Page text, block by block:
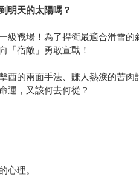
明天的太陽嗎？
級戰場！為了捍衛最適合滑雪
「宿敵」勇敢宣戰！
西的兩面手法、賺人熱淚的苦
運，又該何去何從？
心理。